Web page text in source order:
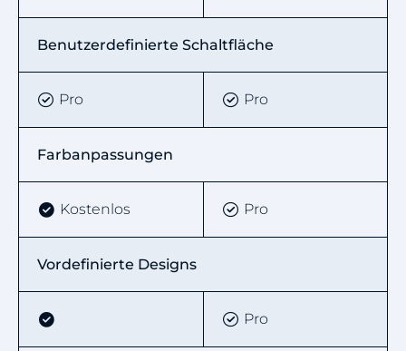
Benutzerdefinierte Schaltfläche
Pro Pro
Farbanpassungen
Kostenlos Pro
Vordefinierte Designs
Pro